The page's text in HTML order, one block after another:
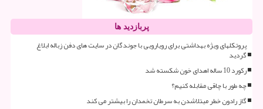
پربازدید ها
پروتکلهای ویژه بهداشتی برای رویارویی با جوندگان در سایت های دفن زباله ابلاغ
گردید
رکورد 10 ساله اهدای خون شکسته شد
چه طور با چاقی مقابله کنیم؟
گاز رادون خطر مبتلاشدن به سرطان تخمدان را بیشتر می کند